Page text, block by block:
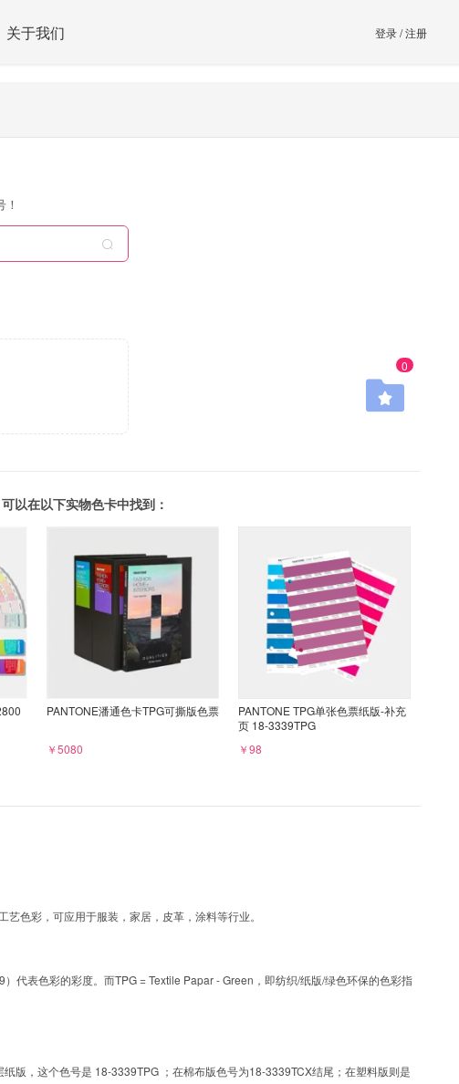
关于我们 登录/注册
0
以在以下实物色卡中找到：
PANTONE潘通色卡TPG可撕版色票
￥5080
PANTONE TPG单张色票纸版-补充
页 18-3339TPG
￥98
色彩，可应用于服装，家居，皮革，涂料等行业。
代表色彩的彩度。而TPG = Textile Papar - Green，即纺织/纸版/绿色环保的色彩指
版，这个色号是 18-3339TPG ；在棉布版色号为18-3339TCX结尾；在塑料版则是